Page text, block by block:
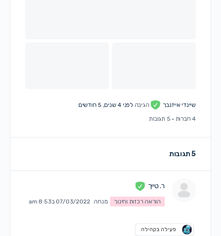
שיינדי אייזנבך הגיבהלפני 4 שנים, 5 חודשים
4 חברות
· 5 תגובות
5 תגובות
ר. טייך
הוראה רכזות וחינוך מנחה 07/03/2022 ב8:53 am
פעילה בקהילה